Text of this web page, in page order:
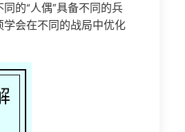
的“人偶”具备不同的兵
学会在不同的战局中优化